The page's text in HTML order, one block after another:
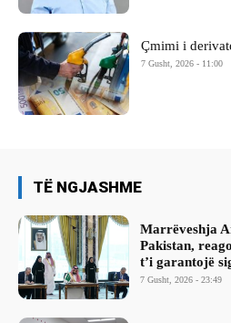
Çmimi i
7 Gusht, 2026 - 11:00
TË NGJASHME
Marrëveshja
Pakistan,
t’i garantojë
7 Gusht, 2026 - 23:49